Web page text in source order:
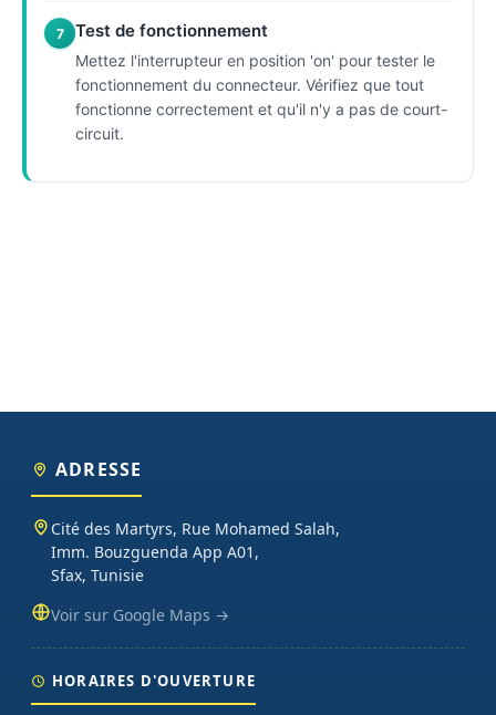
7 Test de fonctionnement
Mettez l'interrupteur en position 'on' pour tester le
fonctionnement du connecteur. Vérifiez que tout
fonctionne correctement et qu'il n'y a pas de court-
circuit.
ADRESSE
Cité des Martyrs, Rue Mohamed Salah,
Imm. Bouzguenda App A01,
Sfax, Tunisie
Voir sur Google Maps →
HORAIRES D'OUVERTURE